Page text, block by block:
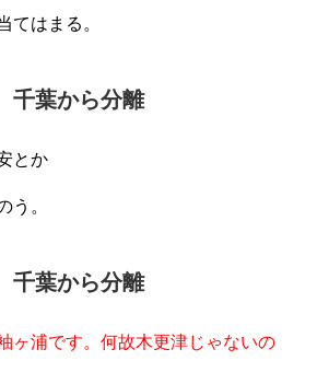
てはまる。
葉から分離
とか
う。
葉から分離
ヶ浦です。何故木更津じゃないの